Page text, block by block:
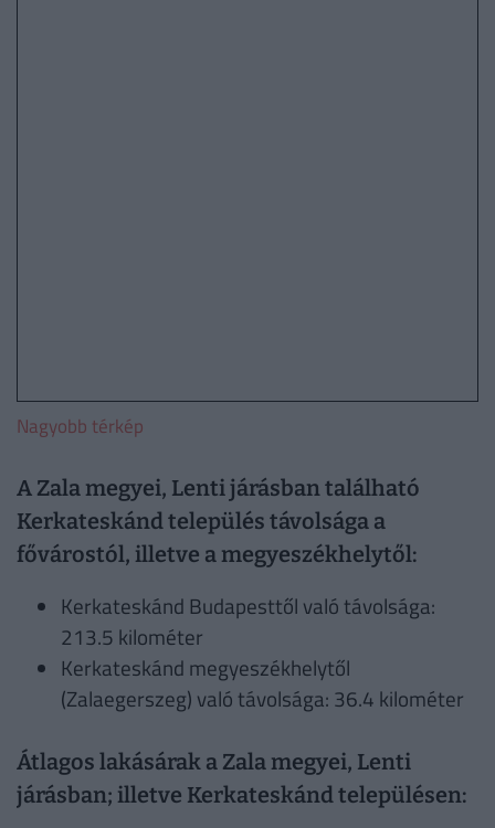
Nagyobb térkép
A Zala megyei, Lenti járásban található
Kerkateskánd település távolsága a
fővárostól, illetve a megyeszékhelytől:
Kerkateskánd Budapesttől való távolsága:
213.5 kilométer
Kerkateskánd megyeszékhelytől
(Zalaegerszeg) való távolsága: 36.4 kilométer
Átlagos lakásárak a Zala megyei, Lenti
járásban; illetve Kerkateskánd településen: